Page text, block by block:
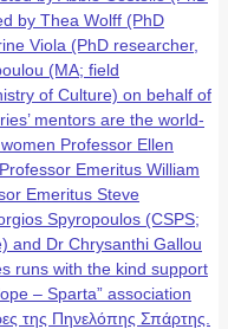
by Thea Wolff (PhD
Viola (PhD researcher,
(MA; field
of Culture) on behalf of
mentors are the world-
Professor Ellen
Emeritus William
Emeritus Steve
Spyropoulos (CSPS;
and Dr Chrysanthi Gallou
runs with the kind support
– Sparta” association
της Πηνελόπης Σπάρτης.